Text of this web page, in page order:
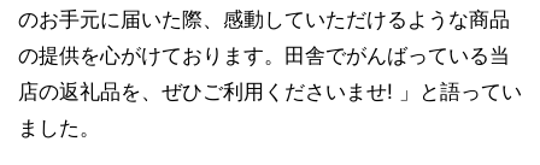
のお手元に届いた際、感動していただけるような商品
の提供を心がけております。田舎でがんばっている当
店の返礼品を、ぜひご利用くださいませ! 」と語ってい
ました。